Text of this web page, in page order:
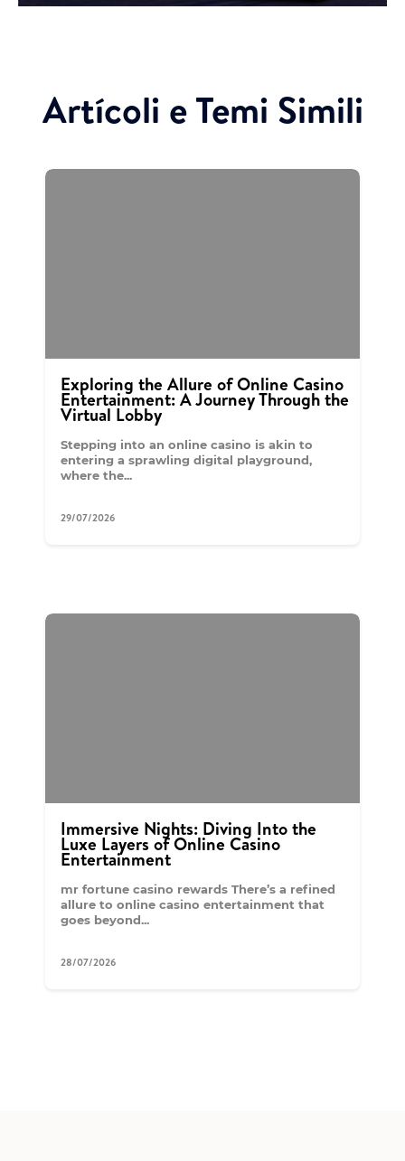
Artícoli e Temi Simili
Exploring the Allure of Online Casino
Entertainment: A Journey Through the
Virtual Lobby
Stepping into an online casino is akin to
entering a sprawling digital playground,
where the...
29/07/2026
Immersive Nights: Diving Into the
Luxe Layers of Online Casino
Entertainment
mr fortune casino rewards There’s a refined
allure to online casino entertainment that
goes beyond...
28/07/2026